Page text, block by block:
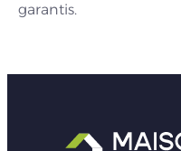
garantis.